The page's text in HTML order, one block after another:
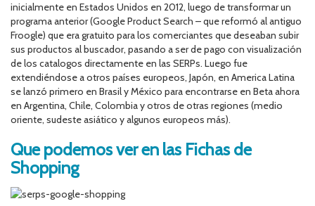
inicialmente en Estados Unidos en 2012, luego de transformar un
programa anterior (Google Product Search – que reformó al antiguo
Froogle) que era gratuito para los comerciantes que deseaban subir
sus productos al buscador, pasando a ser de pago con visualización
de los catalogos directamente en las SERPs. Luego fue
extendiéndose a otros países europeos, Japón, en America Latina
se lanzó primero en Brasil y México para encontrarse en Beta ahora
en Argentina, Chile, Colombia y otros de otras regiones (medio
oriente, sudeste asiático y algunos europeos más).
Que podemos ver en las Fichas de
Shopping